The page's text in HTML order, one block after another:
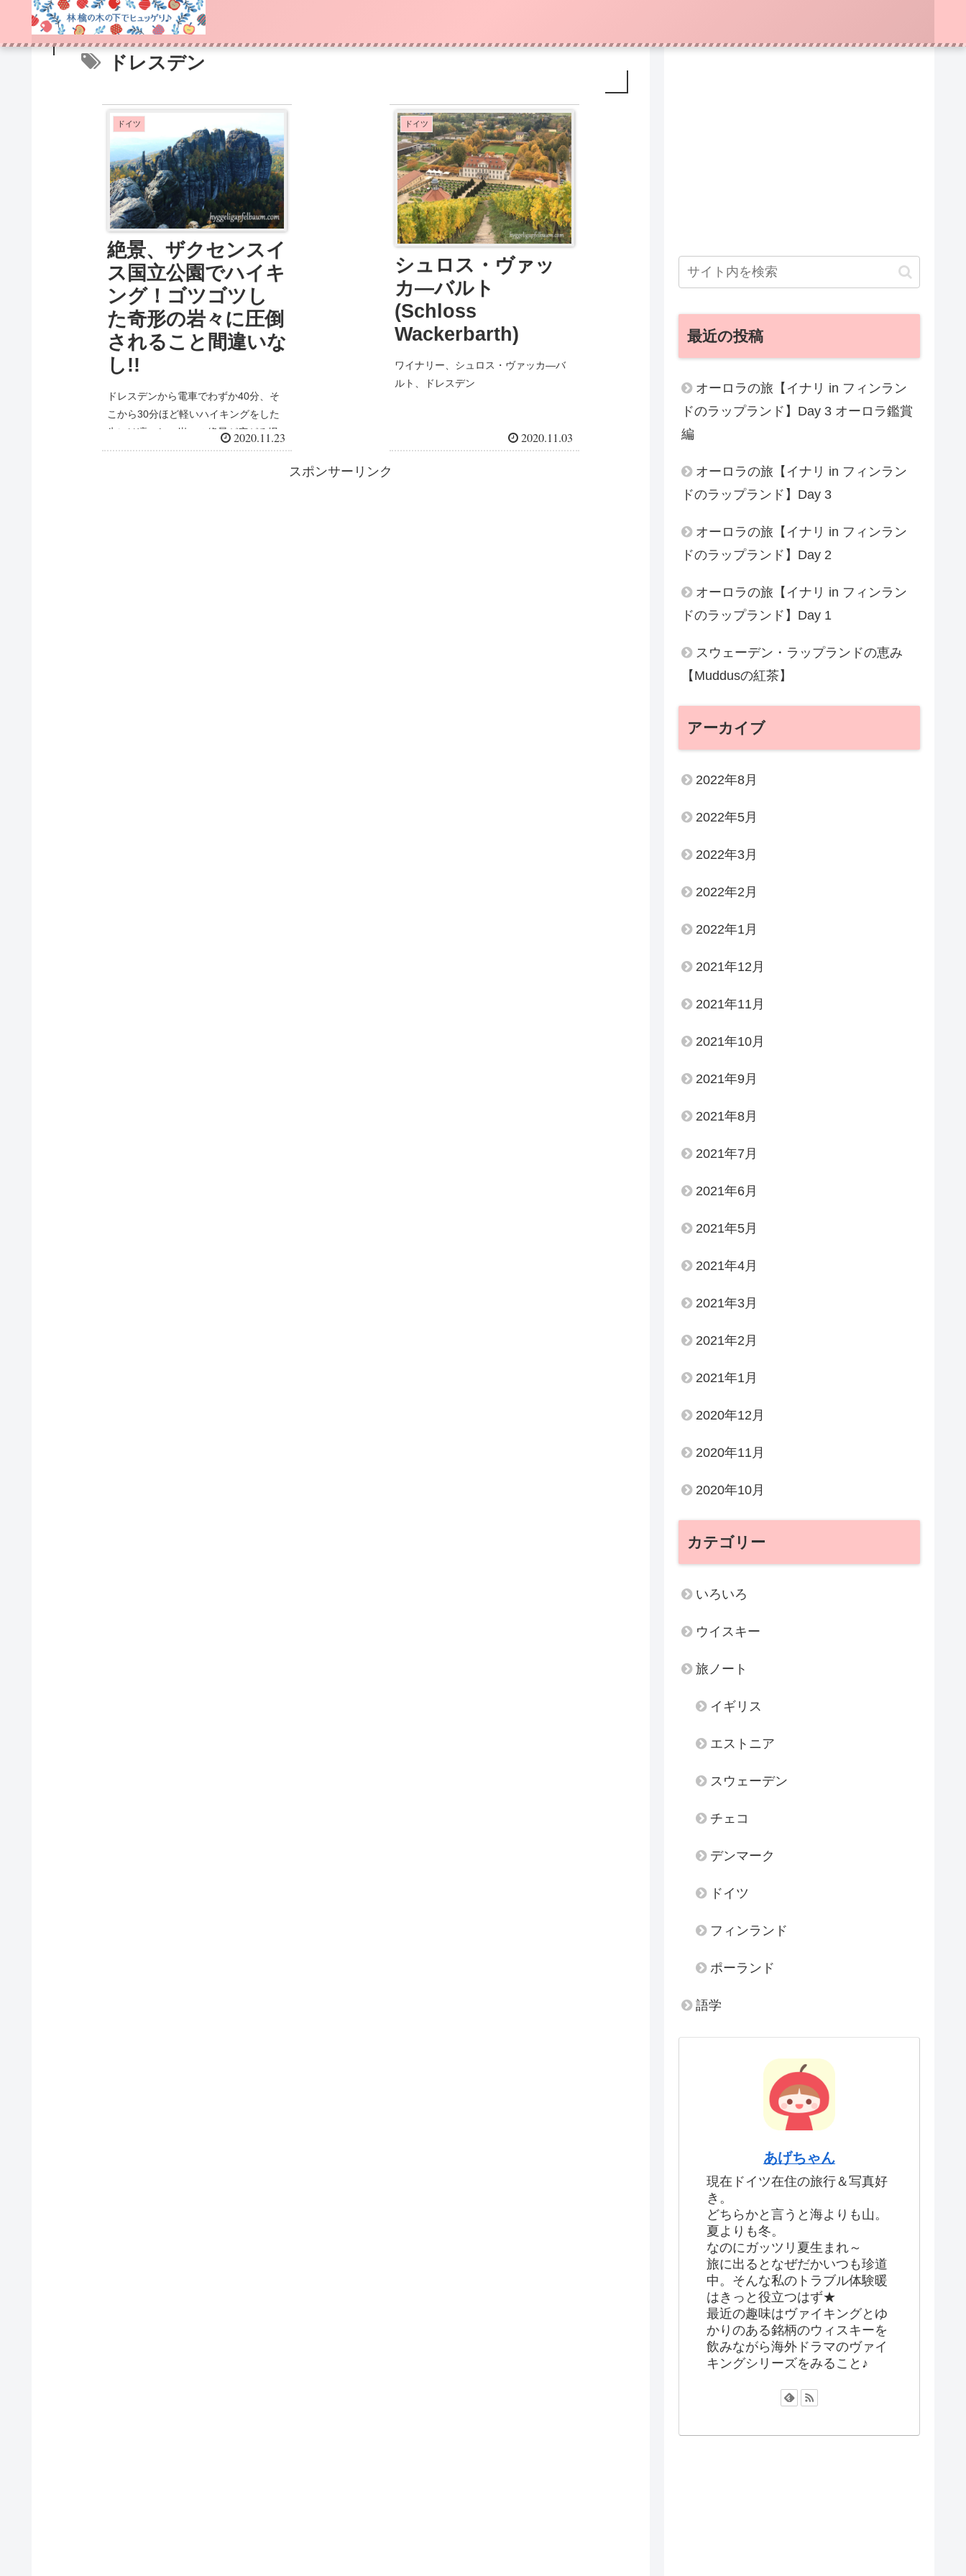
ドレスデン
ドイツ
絶景、ザクセンスイ
ス国立公園でハイキ
ング！ゴツゴツし
た奇形の岩々に圧倒
されること間違いな
し!!
ドレスデンから電車でわずか40分、そ
こから30分ほど軽いハイキングをした
先には凛々しい岩々の絶景が広がる場
所、ザクセンスイス国立公園。 名前に
2020.11.23
ドイツ
シュロス・ヴァッ
カ―バルト
(Schloss
Wackerbarth)
ワイナリー、シュロス・ヴァッカ―バ
ルト、ドレスデン
2020.11.03
スポンサーリンク
最近の投稿
オーロラの旅【イナリ in フィンラン
ドのラップランド】Day 3 オーロラ鑑賞
編
オーロラの旅【イナリ in フィンラン
ドのラップランド】Day 3
オーロラの旅【イナリ in フィンラン
ドのラップランド】Day 2
オーロラの旅【イナリ in フィンラン
ドのラップランド】Day 1
スウェーデン・ラップランドの恵み
【Muddusの紅茶】
アーカイブ
2022年8月
2022年5月
2022年3月
2022年2月
2022年1月
2021年12月
2021年11月
2021年10月
2021年9月
2021年8月
2021年7月
2021年6月
2021年5月
2021年4月
2021年3月
2021年2月
2021年1月
2020年12月
2020年11月
2020年10月
カテゴリー
いろいろ
ウイスキー
旅ノート
イギリス
エストニア
スウェーデン
チェコ
デンマーク
ドイツ
フィンランド
ポーランド
語学
あげちゃん
現在ドイツ在住の旅行＆写真好
き。
どちらかと言うと海よりも山。
夏よりも冬。
なのにガッツリ夏生まれ～
旅に出るとなぜだかいつも珍道
中。そんな私のトラブル体験暖
はきっと役立つはず★
最近の趣味はヴァイキングとゆ
かりのある銘柄のウィスキーを
飲みながら海外ドラマのヴァイ
キングシリーズをみること♪